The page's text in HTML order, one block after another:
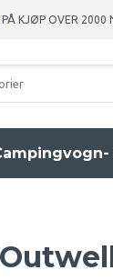
PÅ KJØP OVER 2000